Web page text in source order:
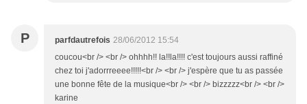
P parfdautrefois 28/06/2012 15:54
coucou<br /> <br /> ohhhh!! la!!la!!!! c'est toujours aussi raffiné
chez toi j'adorrreeee!!!!!<br /> <br /> j'espère que tu as passée
une bonne fête de la musique<br /> <br /> bizzzzz<br /> <br />
karine